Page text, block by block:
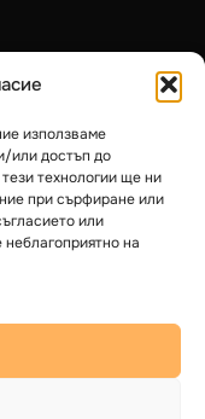
използваме
или достъп до
технологии ще ни
при сърфиране или
или
на